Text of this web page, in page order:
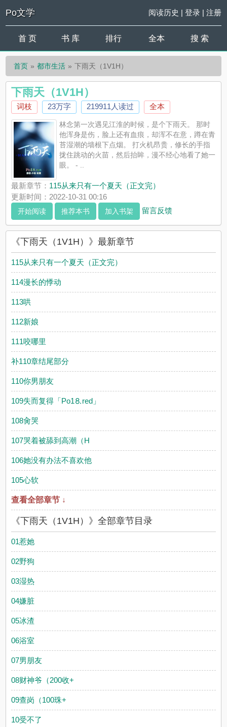
Po文学 阅读历史 | 登录| 注册
首 页 书 库 排行 全本 搜 索
首页 都市生活 下雨天（1V1H）
下雨天（1V1H）
词枝 23万字 219911人读过 全本
林念第一次遇见江淮的时候，是个下雨天。 那时
他浑身是伤，脸上还有血痕，却浑不在意，蹲在青
苔湿潮的墙根下点烟。 打火机昂贵，修长的手指
拢住跳动的火苗，然后抬眸，漫不经心地看了她一
眼。 - ..
最新章节： 115从来只有一个夏天（正文完）
更新时间：2022-10-31 00:16
开始阅读 推荐本书 加入书架 留言反馈
《下雨天（1V1H）》最新章节
115从来只有一个夏天（正文完）
114漫长的悸动
113哄
112新娘
111咬哪里
补110章结尾部分
110你男朋友
109失而复得「Рo1⒏red」
108肏哭
107哭着被舔到高潮（H
106她没有办法不喜欢他
105心软
查看全部章节 ↓
《下雨天（1V1H）》全部章节目录
01惹她
02野狗
03湿热
04嫌脏
05冰渣
06浴室
07男朋友
08财神爷（200收+
09查岗（100珠+
10受不了